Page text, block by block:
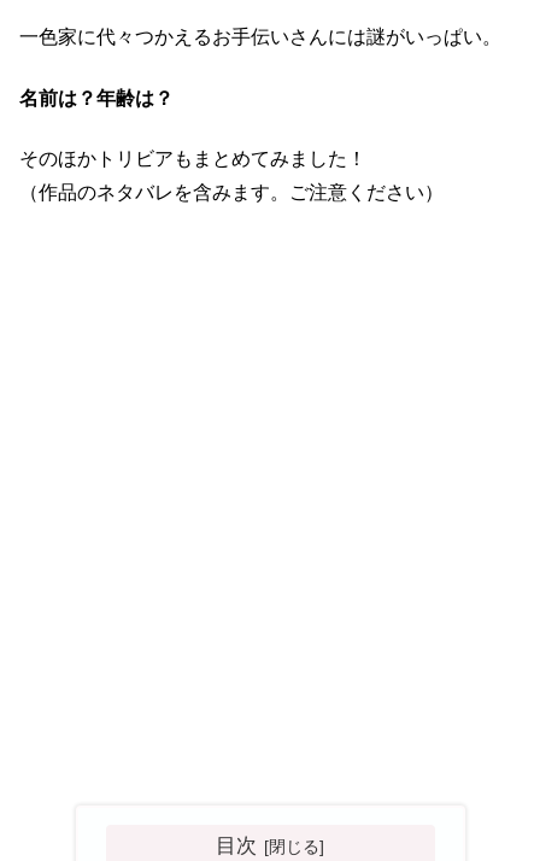
一色家に代々つかえるお手伝いさんには謎がいっぱい。
名前は？年齢は？
そのほかトリビアもまとめてみました！
（作品のネタバレを含みます。ご注意ください）
目次